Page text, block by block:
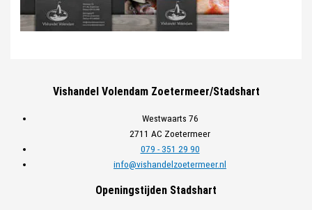
Vishandel Volendam Zoetermeer/Stadshart
Westwaarts 76
2711 AC Zoetermeer
079 - 351 29 90
info@vishandelzoetermeer.nl
Openingstijden Stadshart